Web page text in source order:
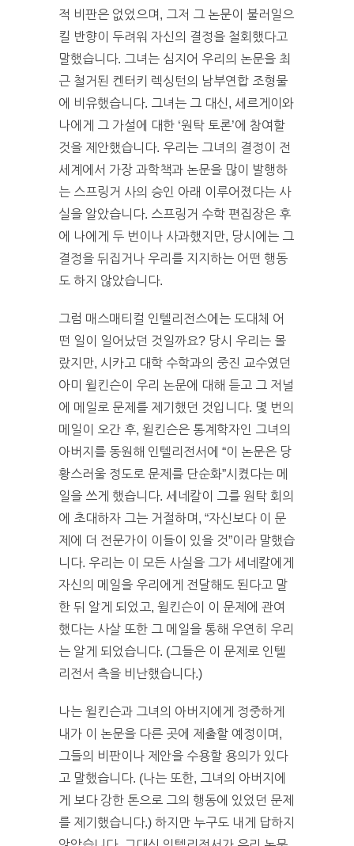
적 비판은 없었으며, 그저 그 논문이 불러일으
킬 반향이 두려워 자신의 결정을 철회했다고
말했습니다. 그녀는 심지어 우리의 논문을 최
근 철거된 켄터키 렉싱턴의 남부연합 조형물
에 비유했습니다. 그녀는 그 대신, 세르게이와
나에게 그 가설에 대한 ‘원탁 토론’에 참여할
것을 제안했습니다. 우리는 그녀의 결정이 전
세계에서 가장 과학책과 논문을 많이 발행하
는 스프링거 사의 승인 아래 이루어졌다는 사
실을 알았습니다. 스프링거 수학 편집장은 후
에 나에게 두 번이나 사과했지만, 당시에는 그
결정을 뒤집거나 우리를 지지하는 어떤 행동
도 하지 않았습니다.
그럼 매스매티컬 인텔리전스에는 도대체 어
떤 일이 일어났던 것일까요? 당시 우리는 몰
랐지만, 시카고 대학 수학과의 중진 교수였던
아미 윌킨슨이 우리 논문에 대해 듣고 그 저널
에 메일로 문제를 제기했던 것입니다. 몇 번의
메일이 오간 후, 윌킨슨은 통계학자인 그녀의
아버지를 동원해 인텔리전서에 “이 논문은 당
황스러울 정도로 문제를 단순화”시켰다는 메
일을 쓰게 했습니다. 세네칼이 그를 원탁 회의
에 초대하자 그는 거절하며, “자신보다 이 문
제에 더 전문가이 이들이 있을 것”이라 말했습
니다. 우리는 이 모든 사실을 그가 세네칼에게
자신의 메일을 우리에게 전달해도 된다고 말
한 뒤 알게 되었고, 윌킨슨이 이 문제에 관여
했다는 사살 또한 그 메일을 통해 우연히 우리
는 알게 되었습니다. (그들은 이 문제로 인텔
리전서 측을 비난했습니다.)
나는 윌킨슨과 그녀의 아버지에게 정중하게
내가 이 논문을 다른 곳에 제출할 예정이며,
그들의 비판이나 제안을 수용할 용의가 있다
고 말했습니다. (나는 또한, 그녀의 아버지에
게 보다 강한 톤으로 그의 행동에 있었던 문제
를 제기했습니다.) 하지만 누구도 내게 답하지